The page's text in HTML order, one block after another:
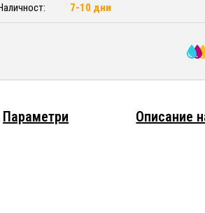
7-10 дни
Параметри Описание